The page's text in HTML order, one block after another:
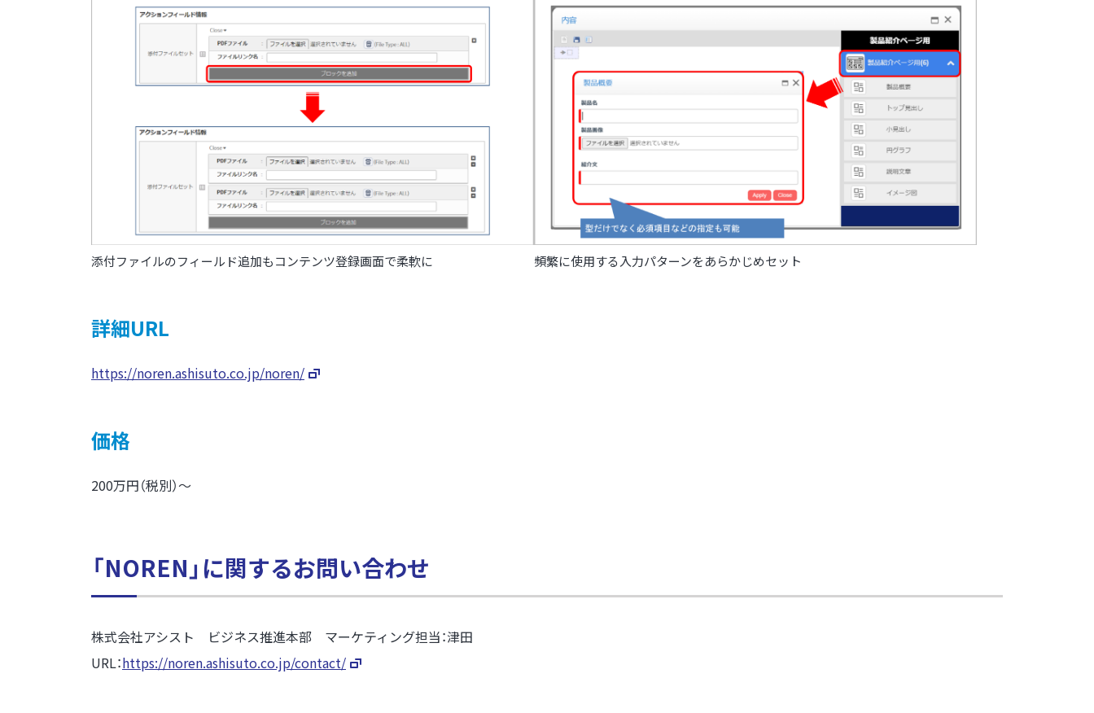
添付ファイルのフィールド追加もコンテンツ登録画面で柔軟に 頻繁に使用する入力パターンをあらかじめセット
詳細URL
https://noren.ashisuto.co.jp/noren/
価格
200万円（税別）～
「NOREN」に関するお問い合わせ
株式会社アシスト ビジネス推進本部 マーケティング担当：津田
URL：https://noren.ashisuto.co.jp/contact/